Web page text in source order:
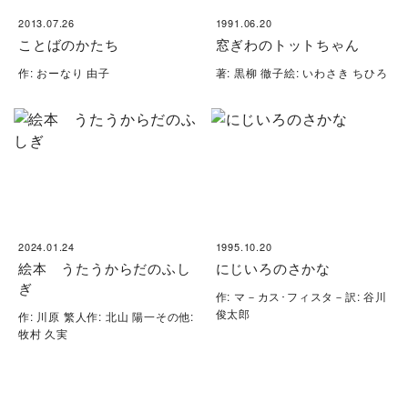
2013.07.26
ことばのかたち
作: おーなり 由子
1991.06.20
窓ぎわのトットちゃん
著: 黒柳 徹子絵: いわさき ちひろ
2024.01.24
絵本 うたうからだのふし
ぎ
作: 川原 繁人作: 北山 陽一その他:
牧村 久実
1995.10.20
にじいろのさかな
作: マ－カス･フィスタ－訳: 谷川
俊太郎